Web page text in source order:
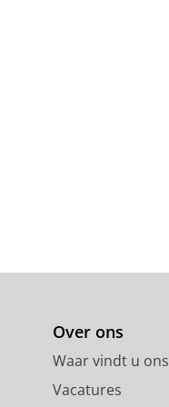
Over ons
Waar vindt u ons
Vacatures